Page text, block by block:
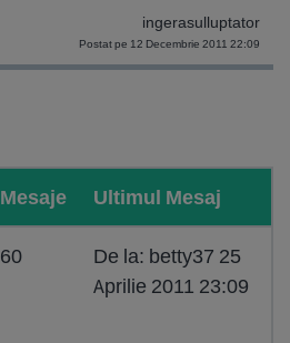
ingerasulluptator
Postat pe 12 Decembrie 2011 22:09
Mesaje Ultimul Mesaj
60
De la: betty37 25
Aprilie 2011 23:09